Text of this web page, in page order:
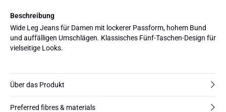
Beschreibung
Wide Leg Jeans für Damen mit lockerer Passform, hohem Bund
und auffälligen Umschlägen. Klassisches Fünf-Taschen-Design für
vielseitige Looks.
Über das Produkt
Preferred fibres & materials